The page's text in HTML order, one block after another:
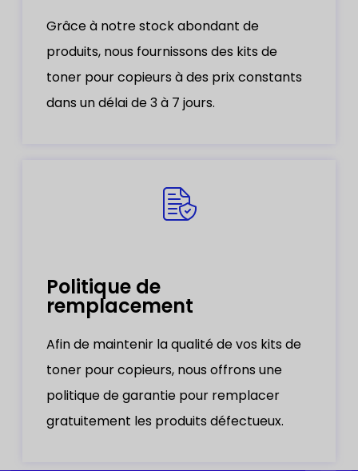
Grâce à notre stock abondant de
produits, nous fournissons des kits de
toner pour copieurs à des prix constants
dans un délai de 3 à 7 jours.
Politique de
remplacement
Afin de maintenir la qualité de vos kits de
toner pour copieurs, nous offrons une
politique de garantie pour remplacer
gratuitement les produits défectueux.